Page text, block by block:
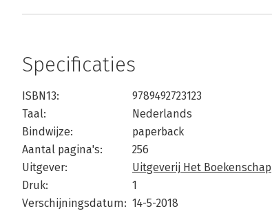
Specificaties
ISBN13:
9789492723123
Taal:
Nederlands
Bindwijze:
paperback
Aantal pagina's:
256
Uitgever:
Uitgeverij Het Boekenschap
Druk:
1
Verschijningsdatum: 14-5-2018